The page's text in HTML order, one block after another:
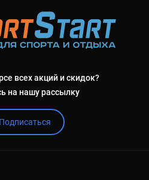
всех акций и скидок?
на нашу рассылку
Подписаться